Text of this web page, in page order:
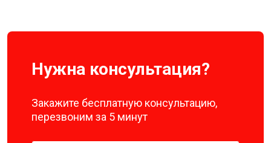
Нужна консультация?
Закажите бесплатную консультацию,
перезвоним за 5 минут